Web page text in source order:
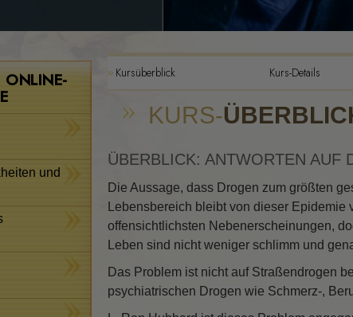
Kursüberblick Kurs-Details
KURS-
ÜBERBLICK: ANTWORTEN AUF
Die Aussage, dass Drogen zum größten
Lebensbereich bleibt von dieser
offensichtlichsten Nebenerscheinungen,
Leben sind nicht weniger schlimm und
Das Problem ist nicht auf Straßendrogen
psychiatrischen Drogen wie Schmerz-,
ONLINE-
und